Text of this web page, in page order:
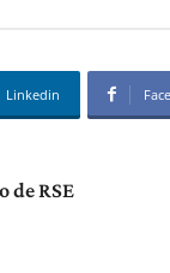
Linkedin
de RSE